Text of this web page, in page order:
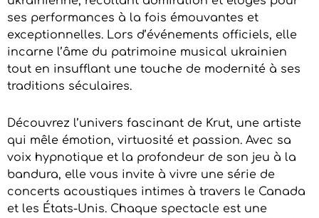
ses performances à la fois émouvantes et
exceptionnelles. Lors d’événements officiels, elle
incarne l’âme du patrimoine musical ukrainien
tout en insufflant une touche de modernité à ses
traditions séculaires.
Découvrez l’univers fascinant de Krut, une artiste
qui mêle émotion, virtuosité et passion. Avec sa
voix hypnotique et la profondeur de son jeu à la
bandura, elle vous invite à vivre une série de
concerts acoustiques intimes à travers le Canada
et les États-Unis. Chaque spectacle est une